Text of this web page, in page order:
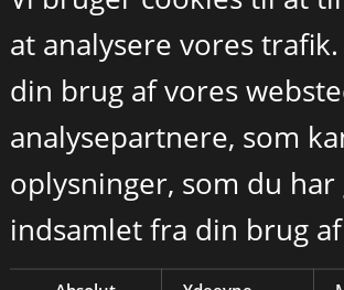
at analysere vores
din brug af vores
analysepartnere, som
oplysninger, som du
indsamlet fra din brug